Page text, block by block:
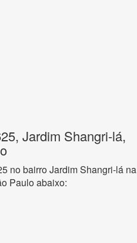
Jardim Shangri-lá,
no bairro Jardim Shangri-lá na
Paulo abaixo: